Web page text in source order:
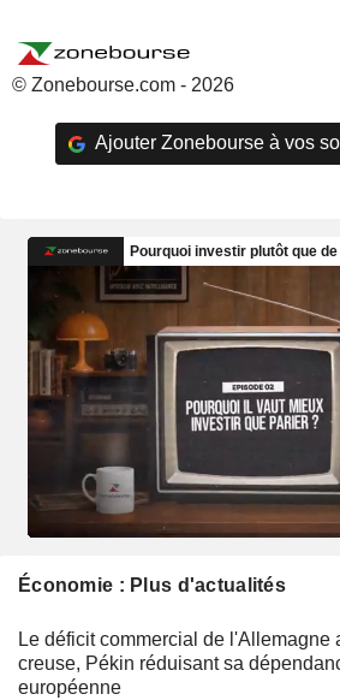
© Zonebourse.com - 2026
Ajouter Zonebourse à vos
Économie : Plus d'actualités
Le déficit commercial de l'Allemagne
creuse, Pékin réduisant sa
européenne